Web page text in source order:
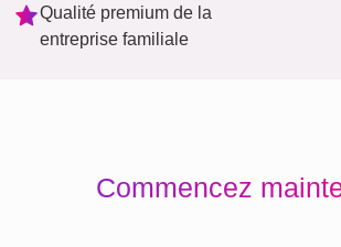
Qualité premium de la
entreprise familiale
Commencez